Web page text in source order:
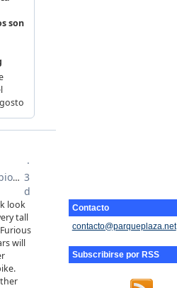
Contacto
contacto@parqueplaza.net
Subscribirse por RSS